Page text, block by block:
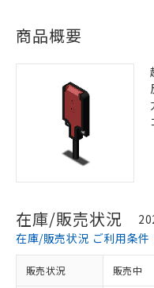
商品概要
在庫/販売状況
在庫/販売状況 ご利用条件
販売状況 販売中